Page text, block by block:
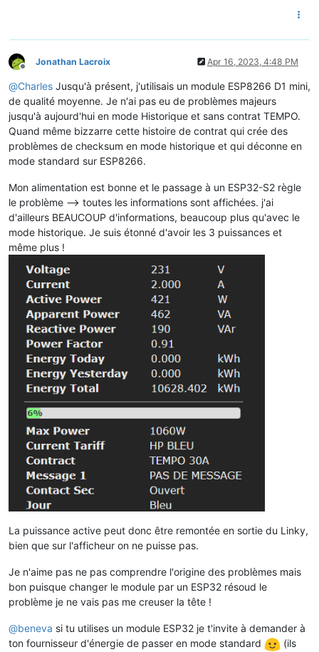
Offline
Jonathan Lacroix Apr 16, 2023, 4:48 PM
@Charles Jusqu'à présent, j'utilisais un module ESP8266 D1 mini,
de qualité moyenne. Je n'ai pas eu de problèmes majeurs
jusqu'à aujourd'hui en mode Historique et sans contrat TEMPO.
Quand même bizzarre cette histoire de contrat qui crée des
problèmes de checksum en mode historique et qui déconne en
mode standard sur ESP8266.
Mon alimentation est bonne et le passage à un ESP32-S2 règle
le problème --> toutes les informations sont affichées. j'ai
d'ailleurs BEAUCOUP d'informations, beaucoup plus qu'avec le
mode historique. Je suis étonné d'avoir les 3 puissances et
même plus !
La puissance active peut donc être remontée en sortie du Linky,
bien que sur l'afficheur on ne puisse pas.
Je n'aime pas ne pas comprendre l'origine des problèmes mais
bon puisque changer le module par un ESP32 résoud le
problème je ne vais pas me creuser la tête !
@beneva si tu utilises un module ESP32 je t'invite à demander à
ton fournisseur d'énergie de passer en mode standard
(ils